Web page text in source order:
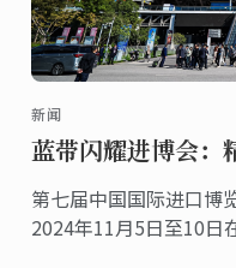
新闻
蓝带闪耀进博会：
第七届中国国际进口博
2024年11月5日至10日